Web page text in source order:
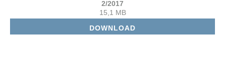
DOWNLOAD
2/2017
15,1 MB